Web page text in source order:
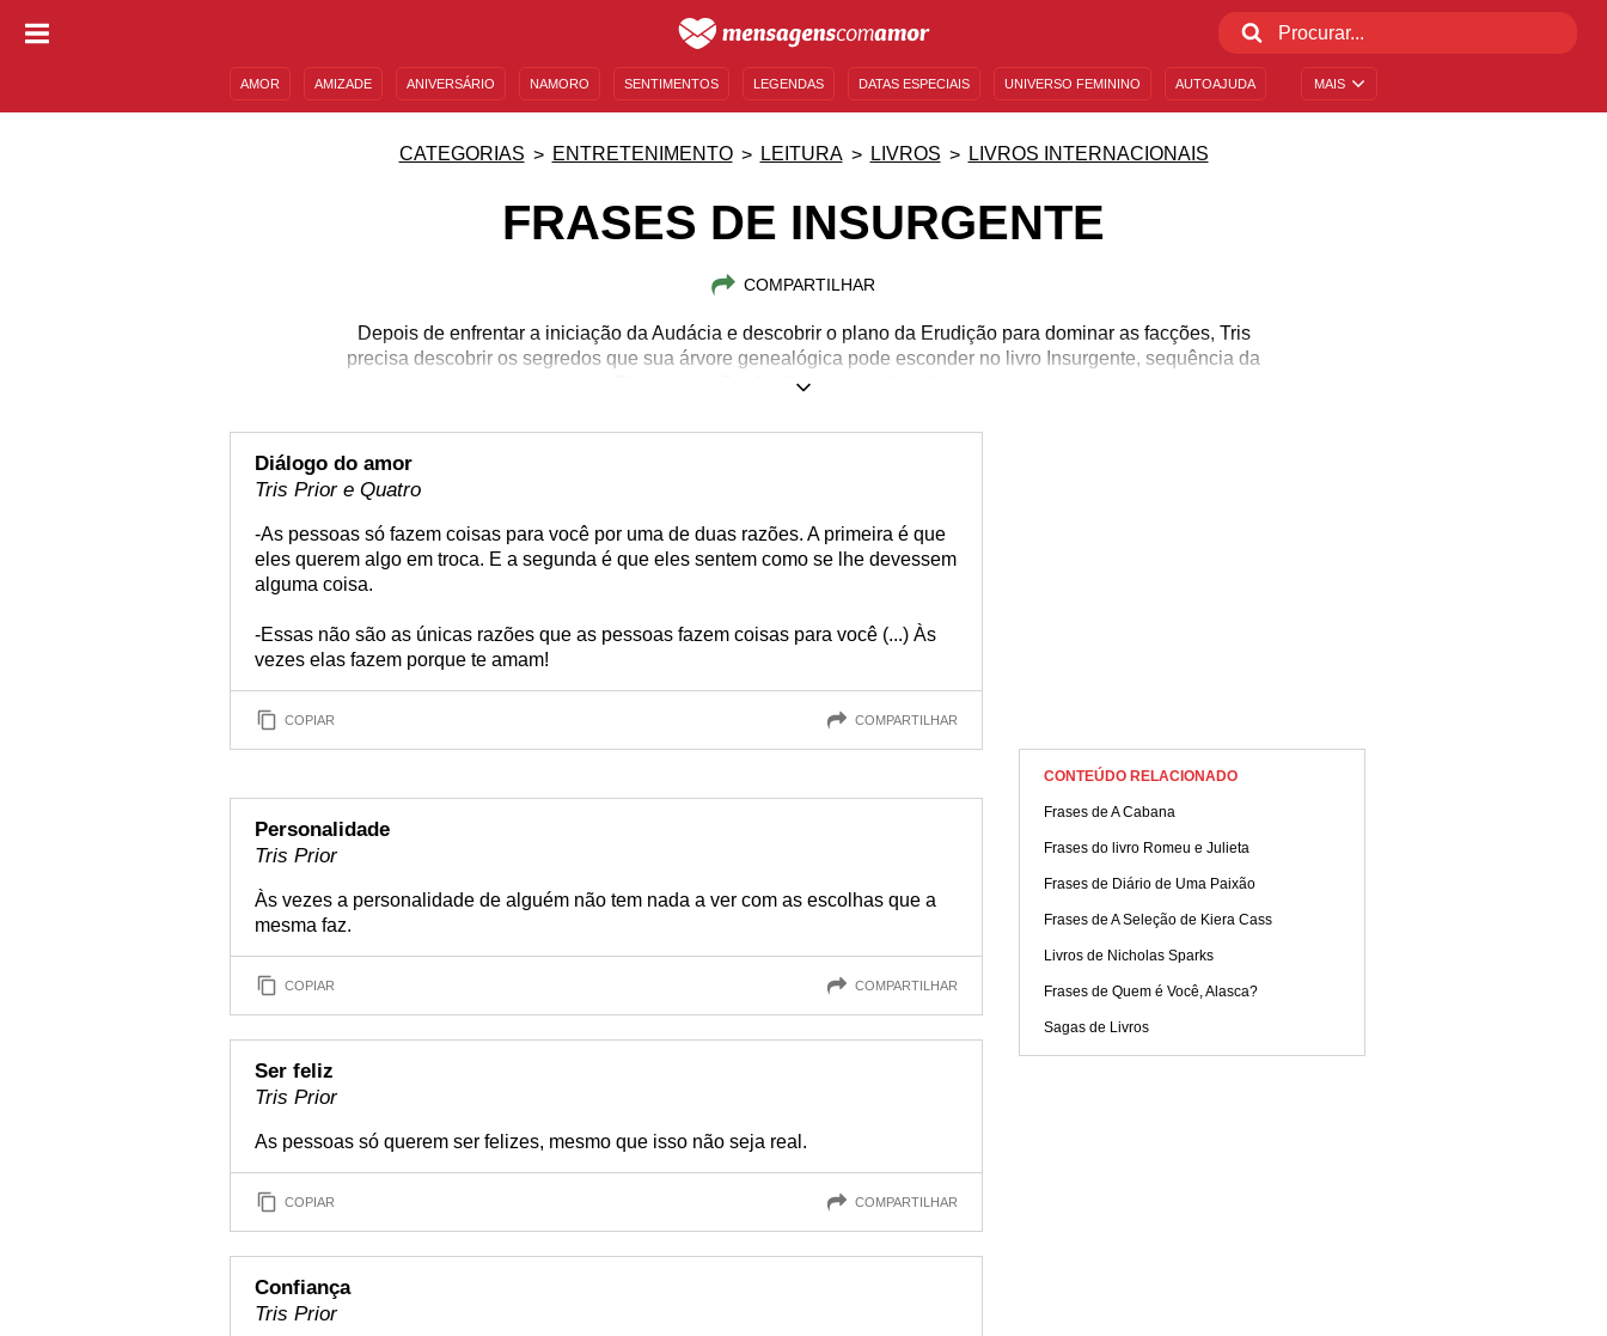
MAIS
AMOR AMIZADE ANIVERSÁRIO NAMORO SENTIMENTOS LEGENDAS DATAS ESPECIAIS UNIVERSO FEMININO AUTOAJUDA
CATEGORIAS ENTRETENIMENTO LEITURA LIVROS LIVROS INTERNACIONAIS
FRASES DE INSURGENTE
COMPARTILHAR
Depois de enfrentar a iniciação da Audácia e descobrir o plano da Erudição para dominar as facções, Tris
precisa descobrir os segredos que sua árvore genealógica pode esconder no livro Insurgente, sequência da
trilogia Divergente. Confira frases e trechos desta aventura.
Diálogo do amor
Tris Prior e Quatro
-As pessoas só fazem coisas para você por uma de duas razões. A primeira é que
eles querem algo em troca. E a segunda é que eles sentem como se lhe devessem
alguma coisa.
-Essas não são as únicas razões que as pessoas fazem coisas para você (...) Às
vezes elas fazem porque te amam!
COPIAR COMPARTILHAR
Personalidade
Tris Prior
Às vezes a personalidade de alguém não tem nada a ver com as escolhas que a
mesma faz.
COPIAR COMPARTILHAR
Ser feliz
Tris Prior
As pessoas só querem ser felizes, mesmo que isso não seja real.
COPIAR COMPARTILHAR
Confiança
Tris Prior
CONTEÚDO RELACIONADO
Frases de A Cabana
Frases do livro Romeu e Julieta
Frases de Diário de Uma Paixão
Frases de A Seleção de Kiera Cass
Livros de Nicholas Sparks
Frases de Quem é Você, Alasca?
Sagas de Livros